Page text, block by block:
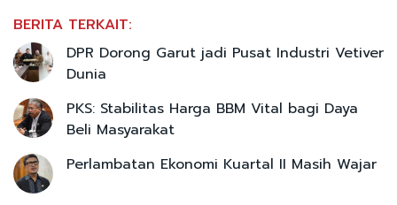
BERITA TERKAIT:
DPR Dorong Garut jadi Pusat Industri Vetiver
Dunia
PKS: Stabilitas Harga BBM Vital bagi Daya
Beli Masyarakat
Perlambatan Ekonomi Kuartal II Masih Wajar